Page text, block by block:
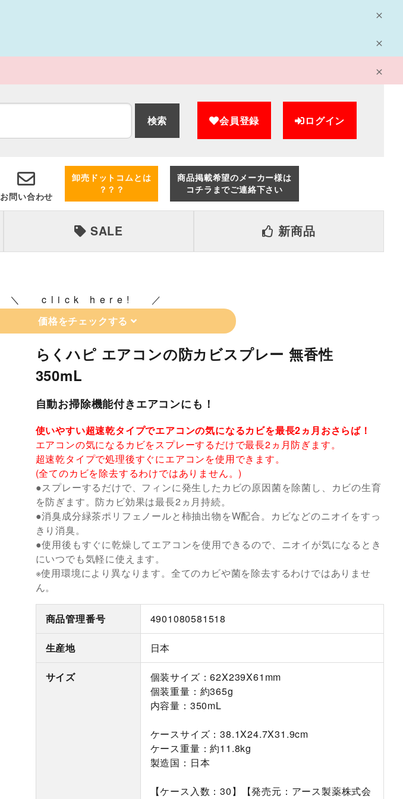
検索 会員登録 ログイン
お問い合わせ
卸売ドットコムとは
？？？
商品掲載希望のメーカー様は
コチラまでご連絡下さい
SALE 新商品
click here!
価格をチェックする
らくハピ エアコンの防カビスプレー 無香性
350mL
自動お掃除機能付きエアコンにも！
使いやすい超速乾タイプでエアコンの気になるカビを最長2ヵ月おさらば！
エアコンの気になるカビをスプレーするだけで最長2ヵ月防ぎます。
超速乾タイプで処理後すぐにエアコンを使用できます。
(全てのカビを除去するわけではありません。)
●スプレーするだけで、フィンに発生したカビの原因菌を除菌し、カビの生育
を防ぎます。防カビ効果は最長2ヵ月持続。
●消臭成分緑茶ポリフェノールと柿抽出物をW配合。カビなどのニオイをすっ
きり消臭。
●使用後もすぐに乾燥してエアコンを使用できるので、ニオイが気になるとき
にいつでも気軽に使えます。
※使用環境により異なります。全てのカビや菌を除去するわけではありませ
ん。
商品管理番号 4901080581518
生産地 日本
サイズ
個装サイズ：62X239X61mm
個装重量：約365g
内容量：350mL
ケースサイズ：38.1X24.7X31.9cm
ケース重量：約11.8kg
製造国：日本
【ケース入数：30】【発売元：アース製薬株式会